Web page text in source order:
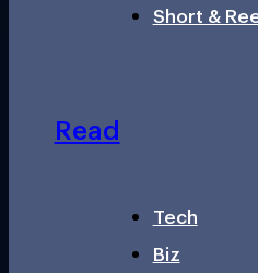
Short &
Read
Tech
Biz